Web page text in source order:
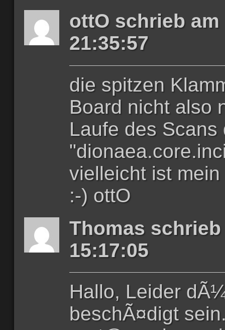
ottO schrieb am
21:35:57
die spitzen
Board nicht also
Laufe des Scans
vielleicht ist
:-) ottO
Thomas schrieb
15:17:05
Hallo, Leider
beschÃ¤digt